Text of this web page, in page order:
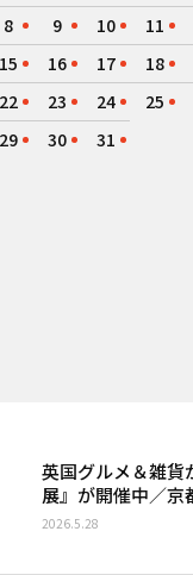
8 9 10 11
15 16 17 18
22 23 24 25
29 30 31
英国グルメ＆雑貨
展』が開催中／京
2026.5.28